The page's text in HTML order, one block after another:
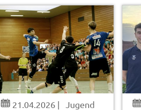
21.04.2026 |
Jugend